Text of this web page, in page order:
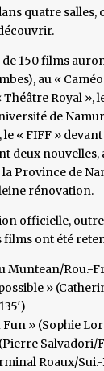
quatre salles,
150 films
au «
Royal »,
de
« FIFF »
deux nouvelles,
Province de
rénovation.
officielle, outre
films ont été
Muntean/Rou.-
»
Fun » (Sophie
Salvadori/
Roaux/Sui.-